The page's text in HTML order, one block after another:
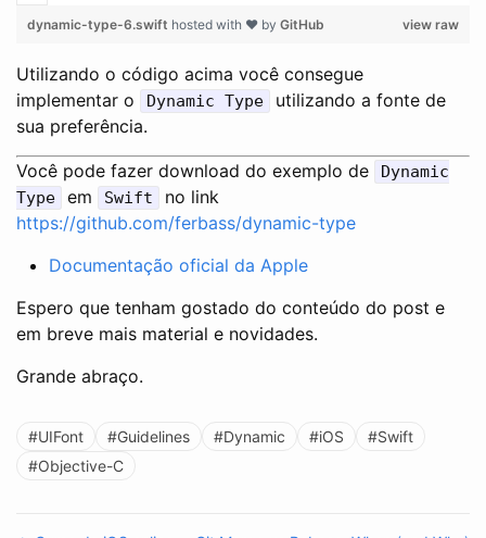
view raw
dynamic-type-6.swift hosted with ❤ by GitHub
Utilizando o código acima você consegue
implementar o
Dynamic Type
utilizando a fonte de
sua preferência.
Você pode fazer download do exemplo de
Dynamic
Type
em Swift
no link
https://github.com/ferbass/dynamic-type
Documentação oficial da Apple
Espero que tenham gostado do conteúdo do post e
em breve mais material e novidades.
Grande abraço.
#UIFont #Guidelines #Dynamic #iOS
#Swift
#Objective-C